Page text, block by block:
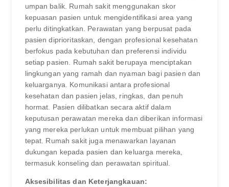
umpan balik. Rumah sakit menggunakan skor
kepuasan pasien untuk mengidentifikasi area yang
perlu ditingkatkan. Perawatan yang berpusat pada
pasien diprioritaskan, dengan profesional kesehatan
berfokus pada kebutuhan dan preferensi individu
setiap pasien. Rumah sakit berupaya menciptakan
lingkungan yang ramah dan nyaman bagi pasien dan
keluarganya. Komunikasi antara profesional
kesehatan dan pasien jelas, ringkas, dan penuh
hormat. Pasien dilibatkan secara aktif dalam
keputusan perawatan mereka dan diberikan informasi
yang mereka perlukan untuk membuat pilihan yang
tepat. Rumah sakit juga menawarkan layanan
dukungan kepada pasien dan keluarga mereka,
termasuk konseling dan perawatan spiritual.
Aksesibilitas dan Keterjangkauan: